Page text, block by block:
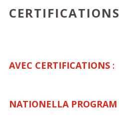
CERTIFICATIONS
AVEC CERTIFICATIONS :
NATIONELLA PROGRAM